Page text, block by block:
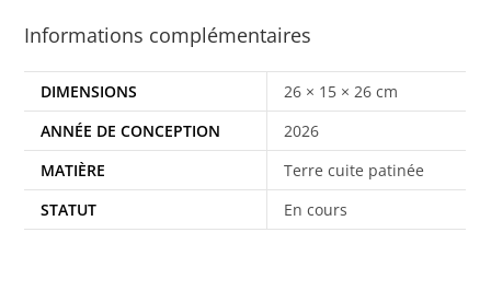
Informations complémentaires
DIMENSIONS
26 × 15 × 26 cm
ANNÉE DE CONCEPTION
2026
MATIÈRE
Terre cuite patinée
STATUT
En cours